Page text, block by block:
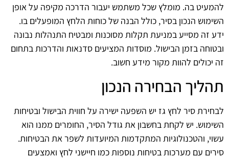
להמעיט בה. מומלץ שכל משתמש יעבור הדרכה מקיפה על אופן
השימוש הנכון בסיר, כולל הבנה של כוחות הלחץ המופעלים בו.
ידע זה מסייע במניעת תקלות מסוכנות ומבטיח התנהלות נבונה
ובטוחה בזמן הבישול. מוסדות המציעים סדנאות והדרכות בתחום
זה יכולים להוות מקור מידע חשוב.
תהליך הבחירה הנכון
לבחירת סיר לחץ גז יש השפעה ישירה על חווית הבישול ובטיחות
השימוש. יש לקחת בחשבון את גודל הסיר, החומרים ממנו הוא
עשוי, והטכנולוגיות המתקדמות המיועדות לשפר את הבטיחות.
סירים עם מערכות בטיחות נוספות כמו חיישני לחץ ואמצעים